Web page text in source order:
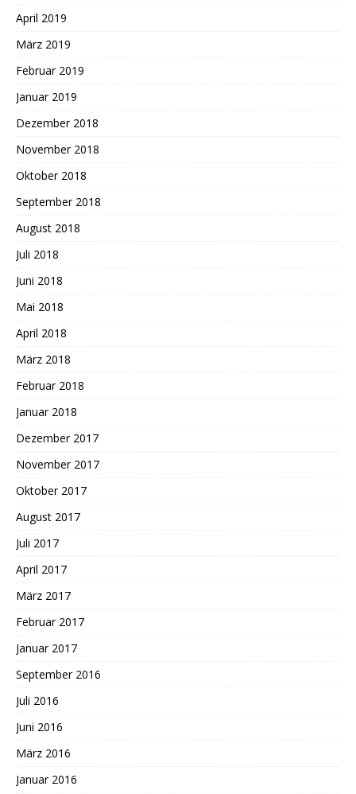
April 2019
März 2019
Februar 2019
Januar 2019
Dezember 2018
November 2018
Oktober 2018
September 2018
August 2018
Juli 2018
Juni 2018
Mai 2018
April 2018
März 2018
Februar 2018
Januar 2018
Dezember 2017
November 2017
Oktober 2017
August 2017
Juli 2017
April 2017
März 2017
Februar 2017
Januar 2017
September 2016
Juli 2016
Juni 2016
März 2016
Januar 2016